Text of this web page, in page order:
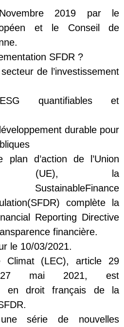
2019 par le
et le Conseil de
SFDR ?
de l’investissement
quantifiables et
durable pour
plan d’action de l’Union
(UE), la
SustainableFinance
complète la
Reporting Directive
financière.
le 10/03/2021.
Climat (LEC), article 29
mai 2021, est
en droit français de la
série de nouvelles